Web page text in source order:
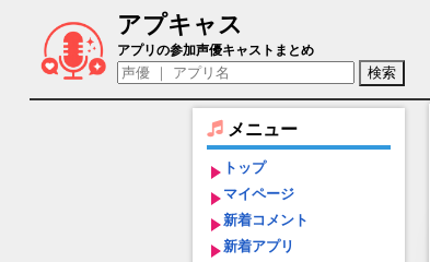
アプキャス
マユ（声優：丸岡和佳奈)【ヘブン
アプリの参加声優キャストまとめ
メニュー
トップ
マイページ
新着コメント
新着アプリ